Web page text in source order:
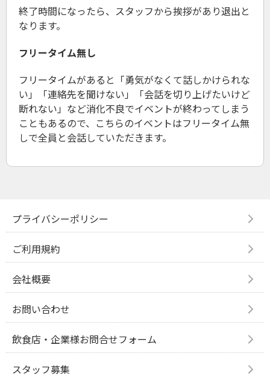
終了時間になったら、スタッフから挨拶があり退出と
なります。
フリータイム無し
フリータイムがあると「勇気がなくて話しかけられな
い」「連絡先を聞けない」「会話を切り上げたいけど
断れない」など消化不良でイベントが終わってしまう
こともあるので、こちらのイベントはフリータイム無
しで全員と会話していただきます。
プライバシーポリシー
ご利用規約
会社概要
お問い合わせ
飲食店・企業様お問合せフォーム
スタッフ募集